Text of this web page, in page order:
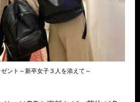
ント～新卒女子３人を添えて～